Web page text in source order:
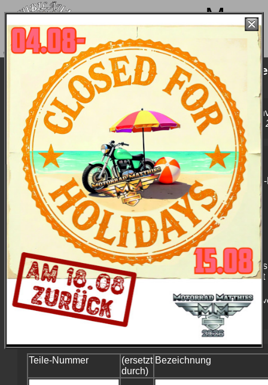
Menu
Wir machen von 4. bis 15.08. Sommerpause und sind ab
18.08. wieder mit voller Power für Euch da!
Preisliste: alle Parts, Clothes &
Davidson
Sämtliche Preise sind Endpreise inkl. 19% MwSt und
Preis-Empfehlungen. Und ohne Gewähr!(Stand: 15. 03.
Suche:
nach (englischer Original-)Bezeichnung oder
verkürzte Angaben reichen
(z.B. Part-Nr.
→10 00,10001 .....
Such-Joker ist das Sternchen: "*"
(z.B. Part-Nr.99*7→99007-00V,991107
Ergebnis:
Angezeigt werden je max. 100 Zeilen
"ersetzt durch": Wurde durch anderes,
und ist in der ursprünglichen Form (meistens) nicht
Die Preise sind die Originalpreisvorschläge von Harley-Davidson,
verstehen sich inkl. 10 % Handling-Gebühr. Irrtum vorbehalten.
Teile-Nummer
(ersetzt
durch)
Bezeichnung